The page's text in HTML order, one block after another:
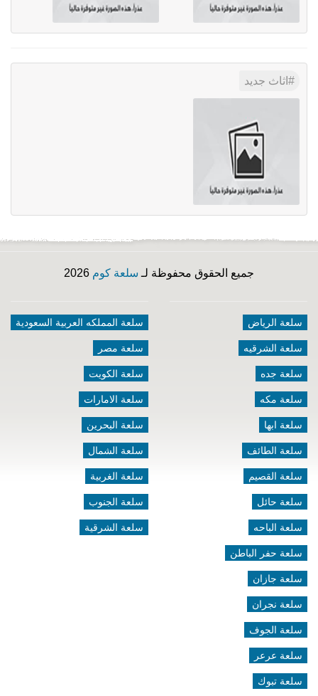
اثاث جديد
جميع الحقوق محفوظة لـ سلعة كوم
سلعة الرياض
سلعة الشرقيه
سلعة جده
سلعة مكه
سلعة ابها
سلعة الطائف
سلعة القصيم
سلعة حائل
سلعة الباحه
سلعة حفر الباطن
سلعة جازان
سلعة نجران
سلعة الجوف
سلعة عرعر
سلعة تبوك
سلعة المملكه العربية السعودية
سلعة مصر
سلعة الكويت
سلعة الامارات
سلعة البحرين
سلعة الشمال
سلعة الغربية
سلعة الجنوب
سلعة الشرقية